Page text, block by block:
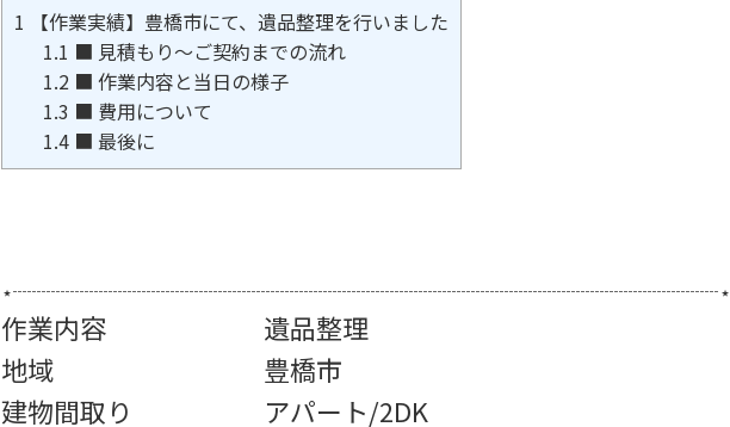
1 【作業実績】豊橋市にて、遺品整理を行いました
1.1 ■ 見積もり〜ご契約までの流れ
1.2 ■ 作業内容と当日の様子
1.3 ■ 費用について
1.4 ■ 最後に
⋆┈┈┈┈┈┈┈┈┈┈┈┈┈┈┈┈┈┈┈┈┈┈┈┈┈┈┈┈┈┈┈┈┈┈┈┈┈⋆
作業内容 遺品整理
地域 豊橋市
建物間取り アパート/2DK